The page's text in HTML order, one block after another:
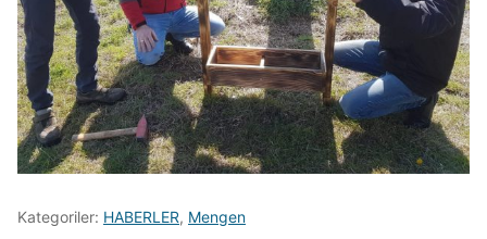
Kategoriler: HABERLER, Mengen